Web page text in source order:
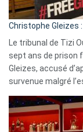
Christophe Gleizes
Le tribunal de Tizi
sept ans de prison
Gleizes, accusé
survenue malgré